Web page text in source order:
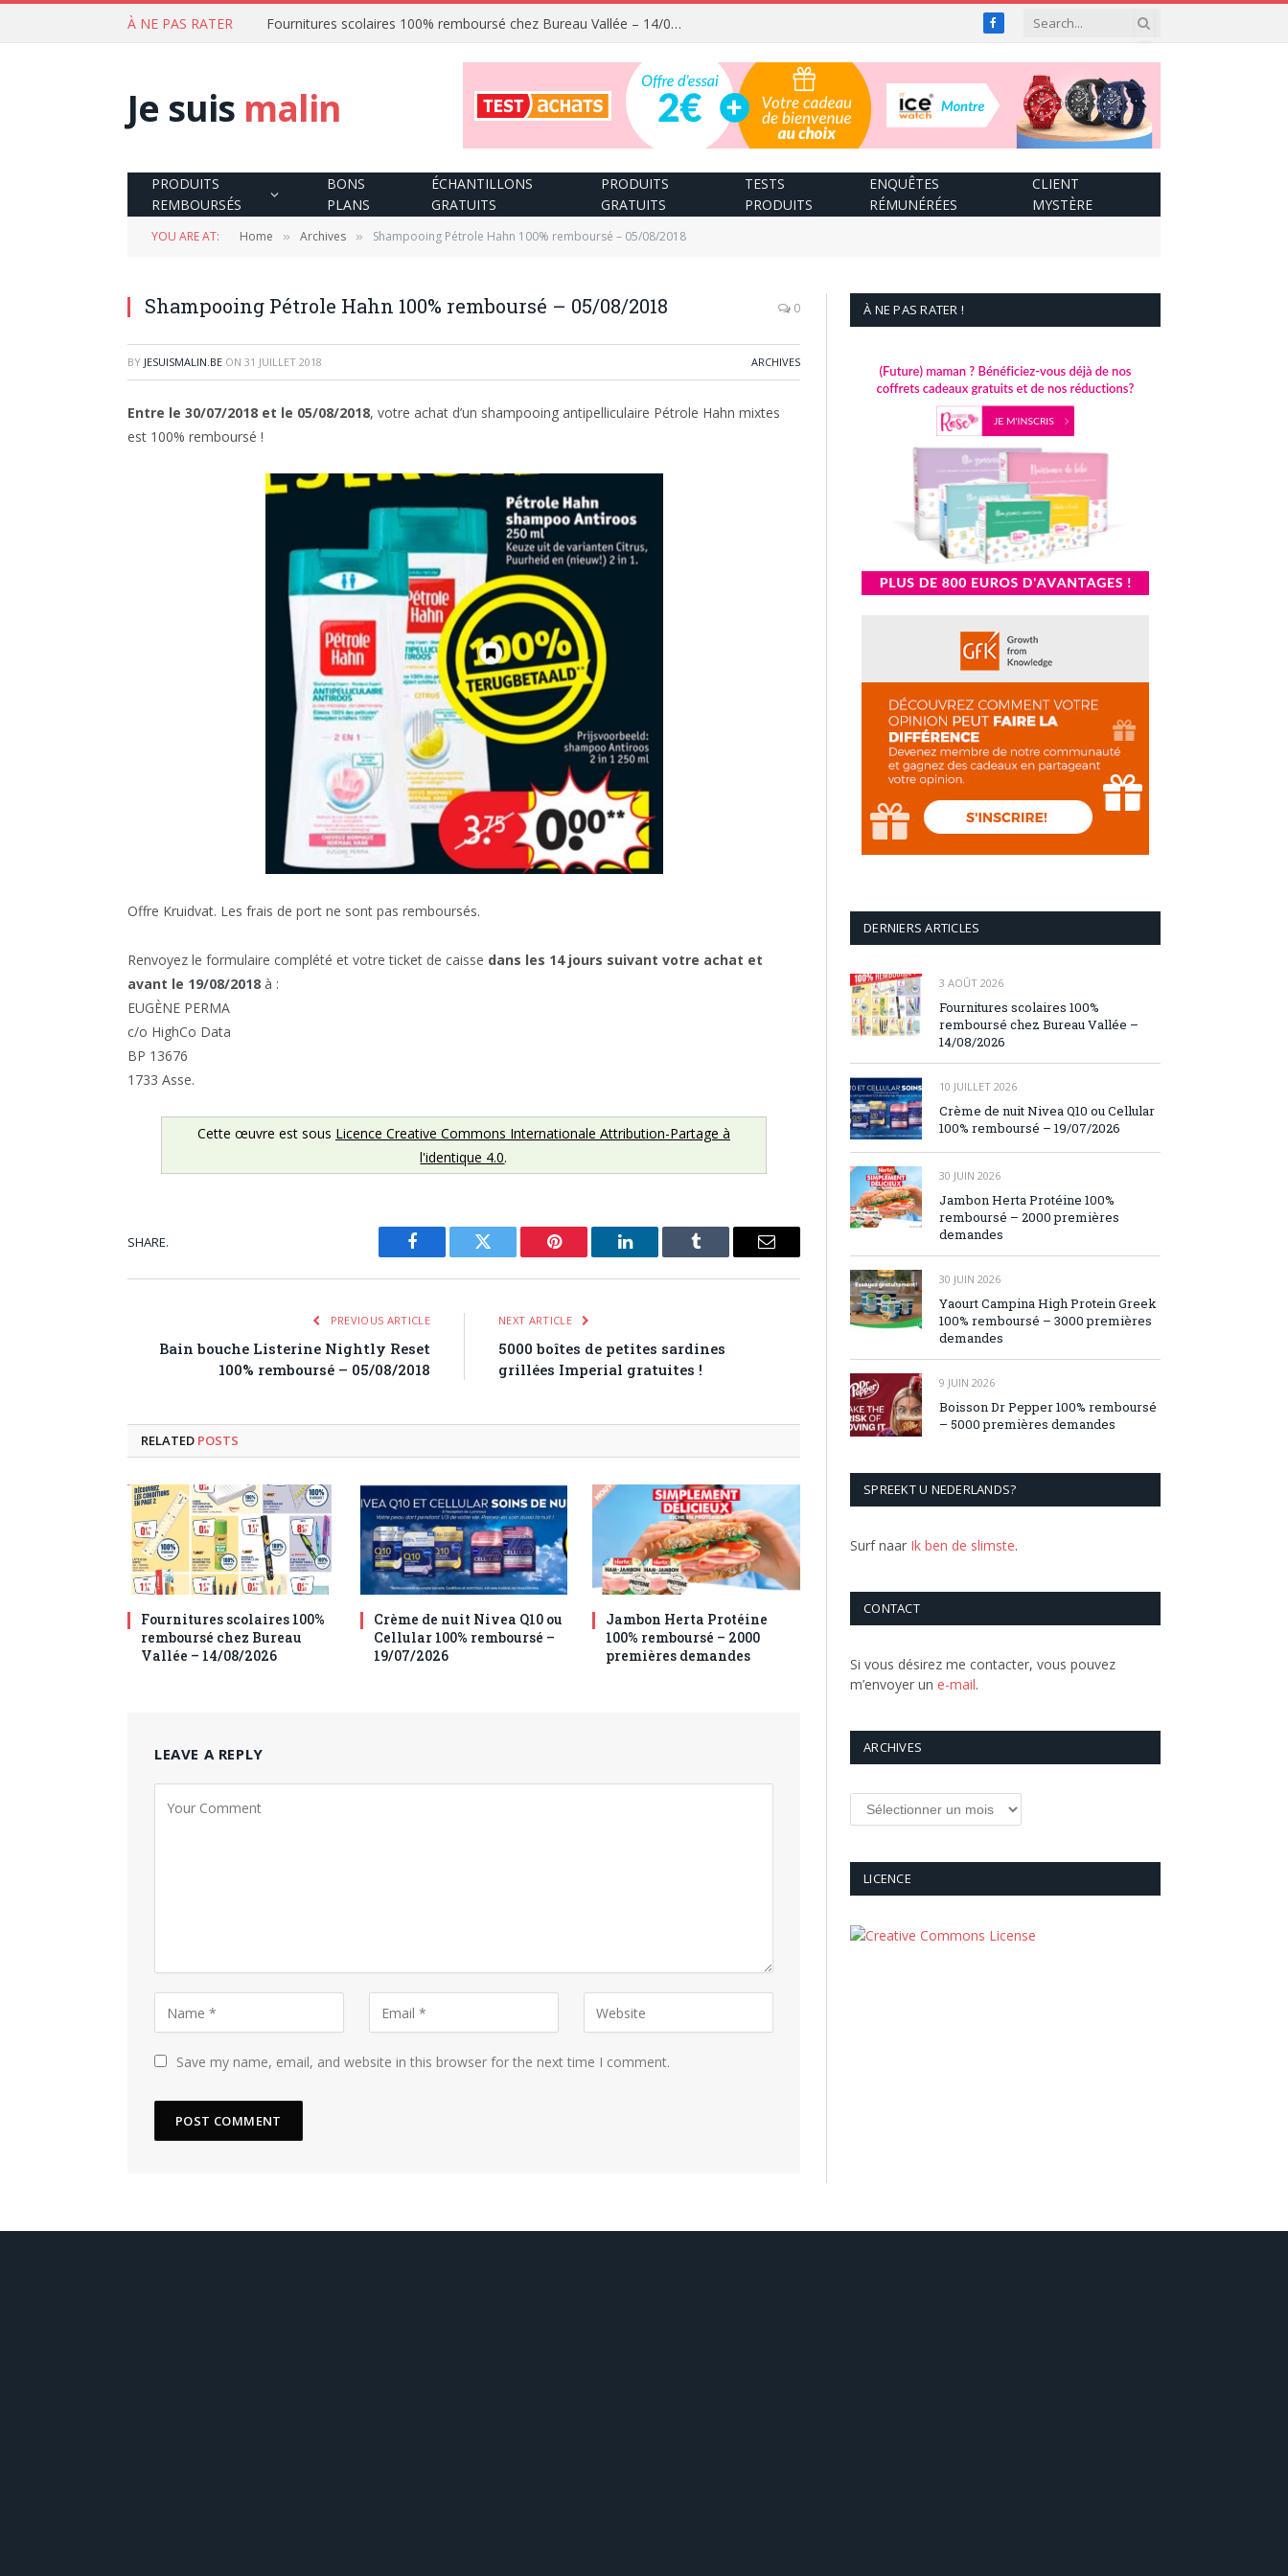
À NE PAS RATER Fournitures scolaires 100% remboursé chez Bureau Vallée – 14/08/2026 Facebook
Je suis malin
PRODUITS
REMBOURSÉS
BONS
PLANS
ÉCHANTILLONS
GRATUITS
PRODUITS
GRATUITS
TESTS
PRODUITS
ENQUÊTES
RÉMUNÉRÉES
CLIENT
MYSTÈRE
YOU ARE AT: Home » Archives » Shampooing Pétrole Hahn 100% remboursé – 05/08/2018
Shampooing Pétrole Hahn 100% remboursé – 05/08/2018 0
BY JESUISMALIN.BE ON 31 JUILLET 2018 ARCHIVES
Entre le 30/07/2018 et le 05/08/2018, votre achat d’un shampooing antipelliculaire Pétrole Hahn mixtes
est 100% remboursé !
Offre Kruidvat. Les frais de port ne sont pas remboursés.
Renvoyez le formulaire complété et votre ticket de caisse dans les 14 jours suivant votre achat et
avant le 19/08/2018 à :
EUGÈNE PERMA
c/o HighCo Data
BP 13676
1733 Asse.
Cette œuvre est sous Licence Creative Commons Internationale Attribution-Partage à
l'identique 4.0.
SHARE.
Facebook Twitter Pinterest LinkedIn Tumblr Email
PREVIOUS ARTICLE
Bain bouche Listerine Nightly Reset
100% remboursé – 05/08/2018
NEXT ARTICLE
5000 boîtes de petites sardines
grillées Imperial gratuites !
RELATED POSTS
Fournitures scolaires 100%
remboursé chez Bureau
Vallée – 14/08/2026
Crème de nuit Nivea Q10 ou
Cellular 100% remboursé –
19/07/2026
Jambon Herta Protéine
100% remboursé – 2000
premières demandes
LEAVE A REPLY
Save my name, email, and website in this browser for the next time I comment.
À NE PAS RATER !
DERNIERS ARTICLES
3 AOÛT 2026
Fournitures scolaires 100%
remboursé chez Bureau Vallée –
14/08/2026
10 JUILLET 2026
Crème de nuit Nivea Q10 ou Cellular
100% remboursé – 19/07/2026
30 JUIN 2026
Jambon Herta Protéine 100%
remboursé – 2000 premières
demandes
30 JUIN 2026
Yaourt Campina High Protein Greek
100% remboursé – 3000 premières
demandes
9 JUIN 2026
Boisson Dr Pepper 100% remboursé
– 5000 premières demandes
SPREEKT U NEDERLANDS?
Surf naar Ik ben de slimste.
CONTACT
Si vous désirez me contacter, vous pouvez
m’envoyer un e-mail.
ARCHIVES
LICENCE